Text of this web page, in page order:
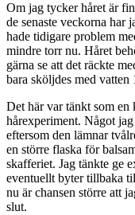
Om jag tycker håret är
de senaste veckorna har
hade tidigare problem
mindre torr nu. Håret
gärna se att det räckte
bara sköljdes med vatten
Det här var tänkt som
hårexperiment. Något
eftersom den lämnar
en större flaska för
skafferiet. Jag tänkte ge
eventuellt byter tillbaka
nu är chansen större att
slut.